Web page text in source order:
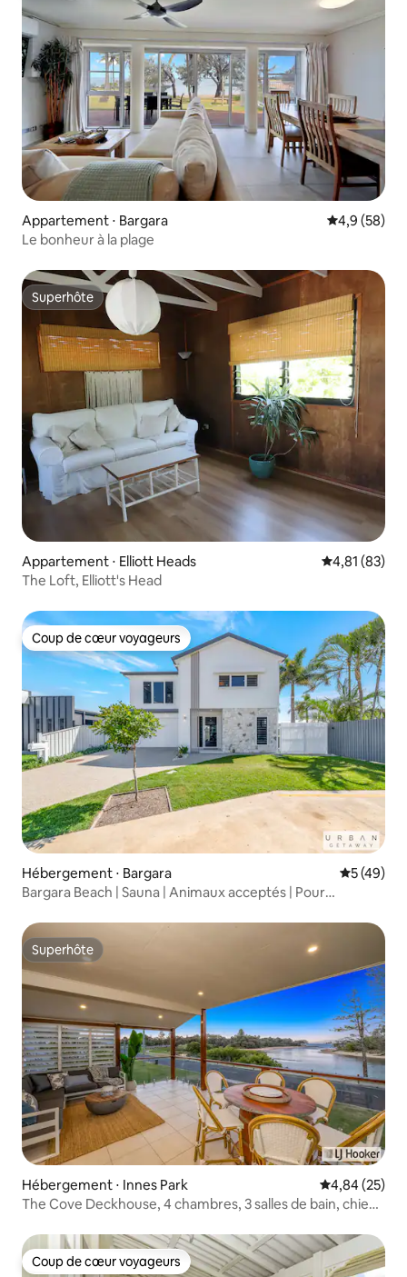
Appartement ⋅ Bargara Évaluation
4,9 (58)
Le bonheur à la plage
Superhôte
Superhôte
Appartement ⋅ Elliott Heads Évaluation
4,81 (83)
The Loft, Elliott's Head
Coup de cœur voyageurs
Coup de cœur voyageurs
Hébergement ⋅ Bargara
5 (49)
Bargara Beach | Sauna | Animaux acceptés | Pour
Superhôte
Superhôte
Hébergement ⋅ Innes Park Évaluation
4,84 (25)
The Cove Deckhouse, 4 chambres, 3 salles de bain, chiens
Coup de cœur voyageurs
Coup de cœur voyageurs